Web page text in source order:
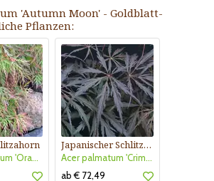
'Autumn Moon' - Goldblatt-
Pflanzen:
Acer palmatum 'Orangeola'
Japanischer Schlitzahorn
Acer palmatum 'Crimson Princess'
ab € 72,49